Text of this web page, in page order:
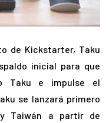
de Kickstarter, Taku
inicial para que
Taku e impulse el
se lanzará primero
Taiwán a partir de